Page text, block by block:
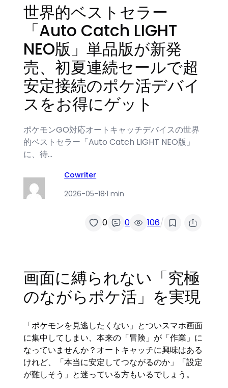
世界的ベストセラー
「Auto Catch LIGHT
NEO版」単品版が新発
売、初夏連続セールで超
安定接続のポケ活デバイ
スをお得にゲット
ポケモンGO対応オートキャッチデバイスの世界
的ベストセラー「Auto Catch LIGHT NEO版」
に、待…
Cowriter
2026-05-18·1 min
0 0 106/
画面に縛られない「究極
のながらポケ活」を実現
「ポケモンを見逃したくない」とついスマホ画面
に集中してしまい、本来の「冒険」が「作業」に
なっていませんか？オートキャッチに興味はある
けれど、「本当に安定してつながるのか」「設定
が難しそう」と迷っている方もいるでしょう。